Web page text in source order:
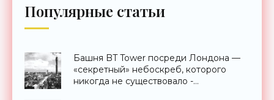
Популярные статьи
Башня BT Tower посреди Лондона —
«секретный» небоскреб, которого
никогда не существовало -